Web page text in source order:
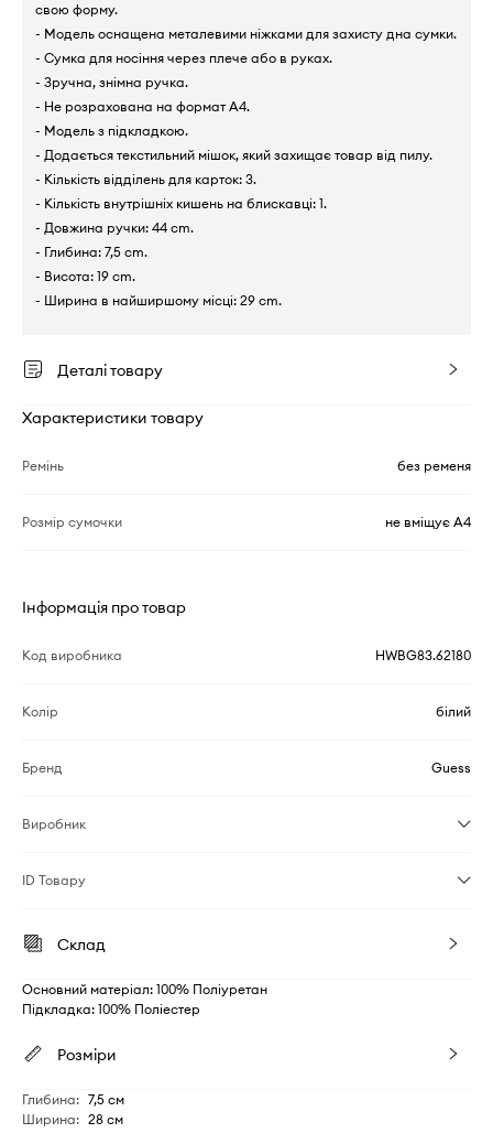
свою форму.
- Модель оснащена металевими ніжками для захисту дна сумки.
- Сумка для носіння через плече або в руках.
- Зручна, знімна ручка.
- Не розрахована на формат А4.
- Модель з підкладкою.
- Додається текстильний мішок, який захищає товар від пилу.
- Кількість відділень для карток: 3.
- Кількість внутрішніх кишень на блискавці: 1.
- Довжина ручки: 44 cm.
- Глибина: 7,5 cm.
- Висота: 19 cm.
- Ширина в найширшому місці: 29 cm.
Деталі товару
Характеристики товару
Ремінь без ременя
Розмір сумочки не вміщує А4
Інформація про товар
Код виробника HWBG83.62180
Колір білий
Бренд Guess
Виробник
ID Товару
Склад
Основний матеріал: 100% Поліуретан
Підкладка: 100% Поліестер
Розміри
Глибина: 7,5 см
Ширина: 28 см